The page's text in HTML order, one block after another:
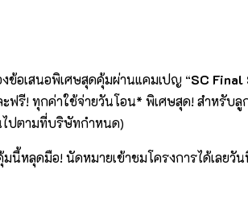
ข้อเสนอพิเศษสุดคุ้มผ่านแคมเปญ “SC
ะฟรี! ทุกค่าใช้จ่ายวันโอน* พิเศษสุด! สำหรับลู
ไปตามที่บริษัทกำหนด)
นี้หลุดมือ! นัดหมายเข้าชมโครงการได้เลยวั